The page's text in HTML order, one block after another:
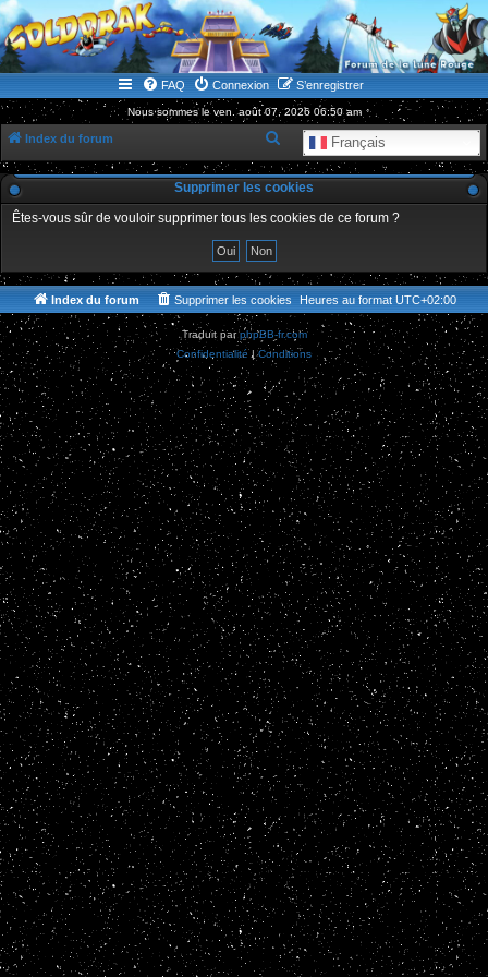
WWW.GOLDORAKGO.COM
le site de la Lune Rouge
FAQ Connexion S’enregistrer
Nous sommes le ven. août 07, 2026 06:50 am
Index du forum Français
e
c
h
h
e
r
Supprimer les cookies
Êtes-vous sûr de vouloir supprimer tous les cookies de ce forum ?
Index du forum Heures au format UTC+02:00
Supprimer les cookies
Traduit parphpBB-fr.com
Confidentialité|Conditions